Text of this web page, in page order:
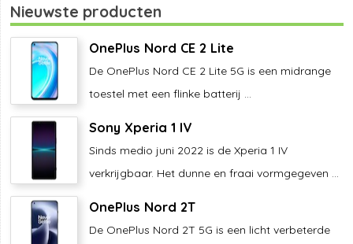
Nieuwste producten
OnePlus Nord CE 2 Lite
De OnePlus Nord CE 2 Lite 5G is een midrange
toestel met een flinke batterij ...
Sony Xperia 1 IV
Sinds medio juni 2022 is de Xperia 1 IV
verkrijgbaar. Het dunne en fraai vormgegeven ...
OnePlus Nord 2T
De OnePlus Nord 2T 5G is een licht verbeterde